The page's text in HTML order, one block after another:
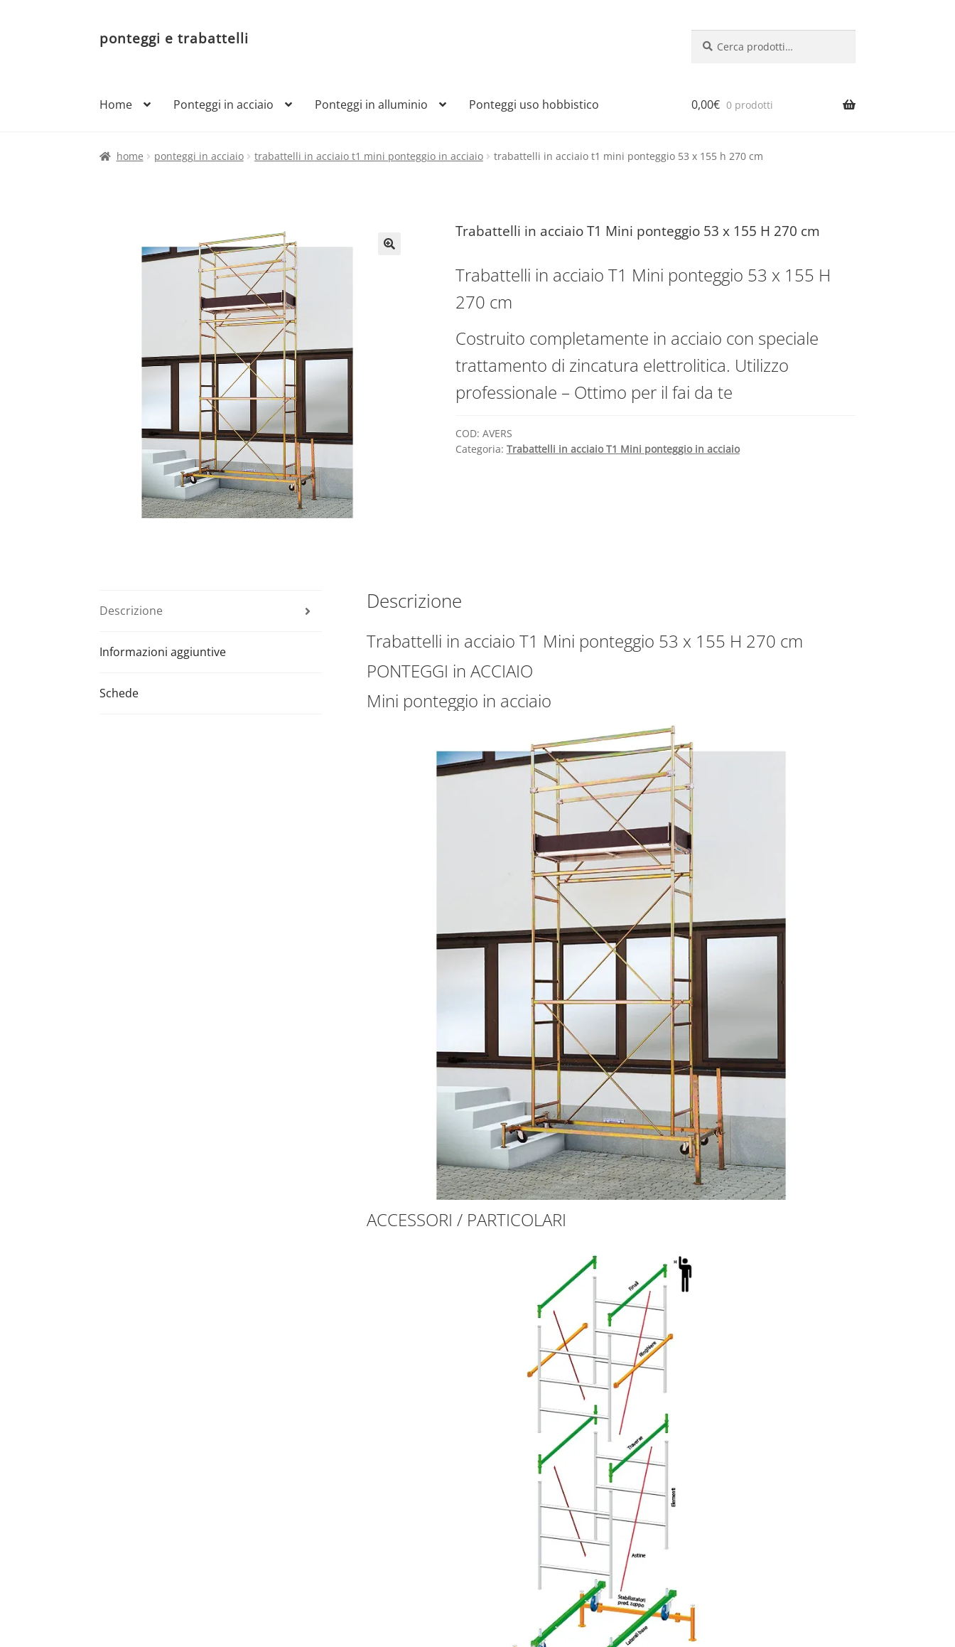
Vai
Vai
ponteggi e trabattelli
Home Ponteggi in acciaio Ponteggi in alluminio Ponteggi uso hobbistico 0,00€ 0 prodotti
home ponteggi in acciaio trabattelli in acciaio t1 mini ponteggio in acciaio trabattelli in acciaio t1 mini ponteggio 53 x 155 h 270 cm
Trabattelli in acciaio T1 Mini ponteggio 53 x 155 H 270 cm
Trabattelli in acciaio T1 Mini ponteggio 53 x 155 H
270 cm
Costruito completamente in acciaio con speciale
trattamento di zincatura elettrolitica. Utilizzo
professionale – Ottimo per il fai da te
COD: AVERS
Categoria: Trabattelli in acciaio T1 Mini ponteggio in acciaio
Descrizione
Informazioni aggiuntive
Schede
Descrizione
Trabattelli in acciaio T1 Mini ponteggio 53 x 155 H 270 cm
PONTEGGI in ACCIAIO
Mini ponteggio in acciaio
ACCESSORI / PARTICOLARI